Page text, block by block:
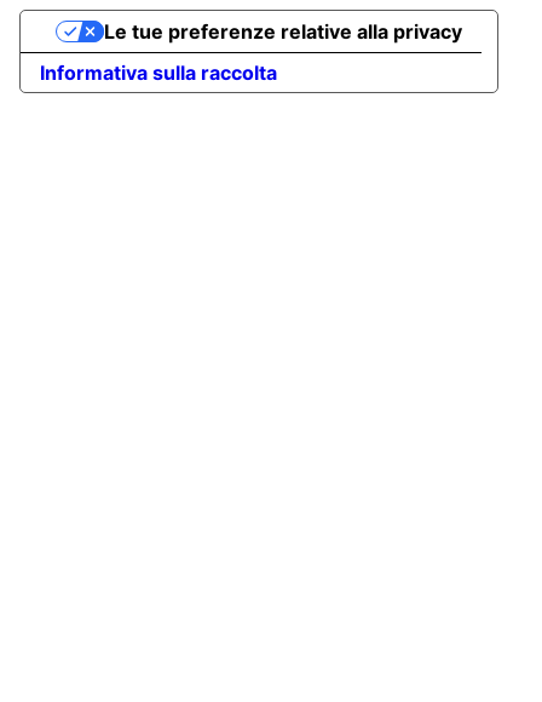
Informativa sulla raccolta
Le tue preferenze relative alla privacy